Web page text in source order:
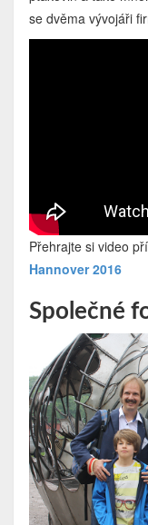
se dvěma vývojáři
Přehrajte si video
Hannover 2016
Společné